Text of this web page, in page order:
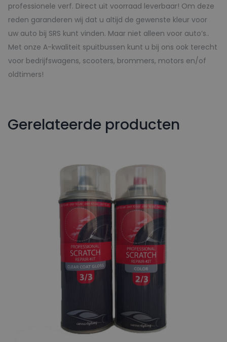
professionele verf. Direct uit voorraad leverbaar! Om deze
reden garanderen wij dat u altijd de gewenste kleur voor
uw auto bij SRS kunt vinden. Maar niet alleen voor auto’s..
Met onze A-kwaliteit spuitbussen kunt u bij ons ook terecht
voor bedrijfswagens, scooters, brommers, motors en/of
oldtimers!
Gerelateerde producten